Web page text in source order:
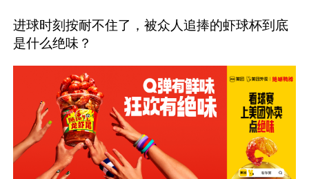
进球时刻按耐不住了，被众人追捧的虾球杯到底
是什么绝味？